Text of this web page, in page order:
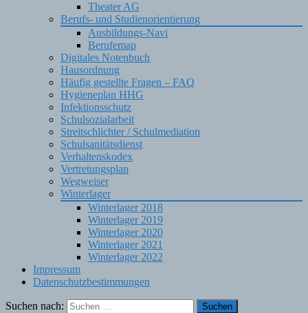
Theater AG
Berufs- und Studienorientierung
Ausbildungs-Navi
Berufemap
Digitales Notenbuch
Hausordnung
Häufig gestellte Fragen – FAQ
Hygieneplan HHG
Infektionsschutz
Schulsozialarbeit
Streitschlichter / Schulmediation
Schulsanitätsdienst
Verhaltenskodex
Vertretungsplan
Wegweiser
Winterlager
Winterlager 2018
Winterlager 2019
Winterlager 2020
Winterlager 2021
Winterlager 2022
Impressum
Datenschutzbestimmungen
Suchen nach: